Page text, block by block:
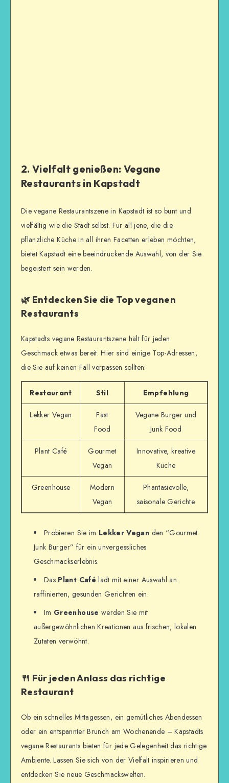
2. Vielfalt genießen: Vegane
Restaurants in Kapstadt
Die vegane Restaurantszene in Kapstadt ist so bunt und
vielfältig wie die Stadt selbst. Für all jene, die die
pflanzliche Küche in all ihren Facetten erleben möchten,
bietet Kapstadt eine beeindruckende Auswahl, von der Sie
begeistert sein werden.
🌿 Entdecken Sie die Top veganen
Restaurants
Kapstadts vegane Restaurantszene hält für jeden
Geschmack etwas bereit. Hier sind einige Top-Adressen,
die Sie auf keinen Fall verpassen sollten:
Restaurant Stil Empfehlung
Lekker Vegan
Fast
Food
Vegane Burger und
Junk Food
Plant Café
Gourmet
Vegan
Innovative, kreative
Küche
Greenhouse
Modern
Vegan
Phantasievolle,
saisonale Gerichte
Probieren Sie im Lekker Vegan den “Gourmet
Junk Burger” für ein unvergessliches
Geschmackserlebnis.
Das Plant Café lädt mit einer Auswahl an
raffinierten, gesunden Gerichten ein.
Im Greenhouse werden Sie mit
außergewöhnlichen Kreationen aus frischen, lokalen
Zutaten verwöhnt.
🍴 Für jeden Anlass das richtige
Restaurant
Ob ein schnelles Mittagessen, ein gemütliches Abendessen
oder ein entspannter Brunch am Wochenende – Kapstadts
vegane Restaurants bieten für jede Gelegenheit das richtige
Ambiente. Lassen Sie sich von der Vielfalt inspirieren und
entdecken Sie neue Geschmackswelten.